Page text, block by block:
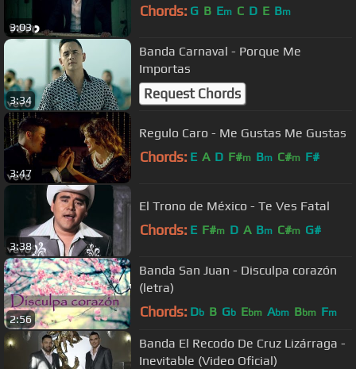
3:03
Chords: G B Em C D E Bm
3:34
Banda Carnaval - Porque Me
Importas
Request Chords
3:47
Regulo Caro - Me Gustas Me Gustas
Chords: E A D F#m Bm C#m F#
3:38
El Trono de México - Te Ves Fatal
Chords: E F#m D A Bm C#m G#
2:56
Banda San Juan - Disculpa corazón
(letra)
Chords: Db B Gb Ebm Abm Bbm Fm
Banda El Recodo De Cruz Lizárraga -
Inevitable (Video Oficial)